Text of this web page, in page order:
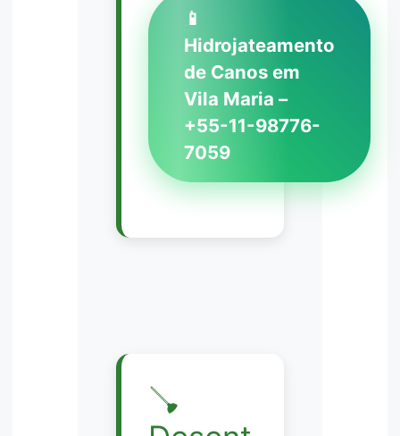
📱
Hidrojateamento
de Canos em
Vila Maria –
+55-11-98776-
7059
🪠